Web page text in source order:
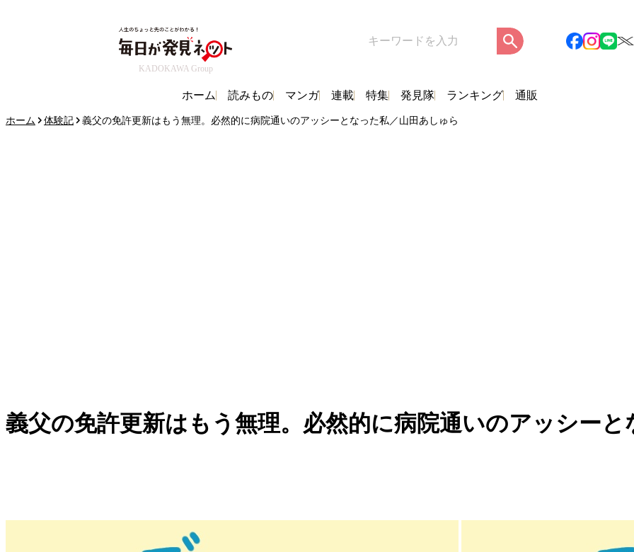
KADOKAWA Group
ホーム 読みもの マンガ 連載 特集 発見隊 ランキング 通販
ホーム 体験記 義父の免許更新はもう無理。必然的に病院通いのアッシーとなった私／山田あしゅら
義父の免許更新はもう無理。必然的に病院通いのアッシー